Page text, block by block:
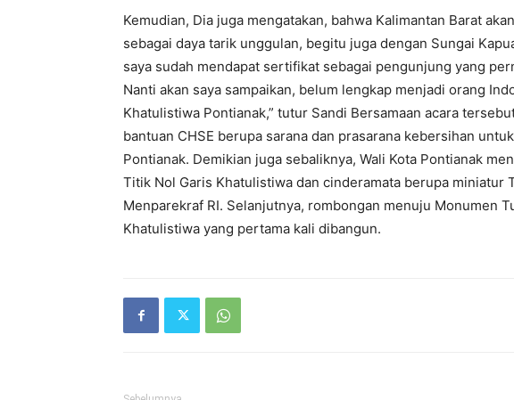
Kemudian, Dia juga mengatakan, bahwa Kalimantan Barat
sebagai daya tarik unggulan, begitu juga dengan Sungai
saya sudah mendapat sertifikat sebagai pengunjung yang
Nanti akan saya sampaikan, belum lengkap menjadi orang
Khatulistiwa Pontianak,” tutur Sandi Bersamaan acara
bantuan CHSE berupa sarana dan prasarana kebersihan
Pontianak. Demikian juga sebaliknya, Wali Kota Pontianak
Titik Nol Garis Khatulistiwa dan cinderamata berupa miniatur
Menparekraf RI. Selanjutnya, rombongan menuju Monumen
Khatulistiwa yang pertama kali dibangun.